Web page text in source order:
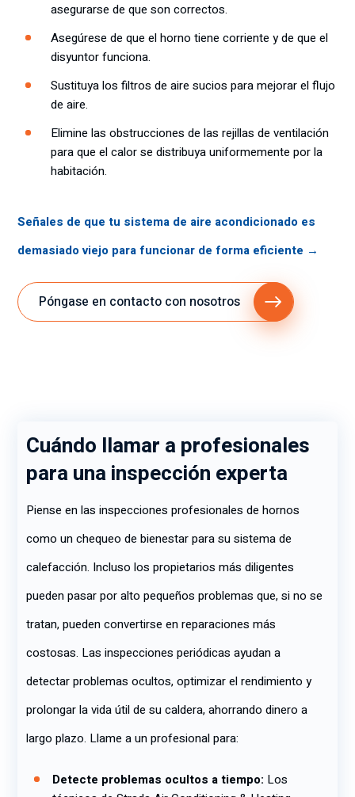
asegurarse de que son correctos.
Asegúrese de que el horno tiene corriente y de que el
disyuntor funciona.
Sustituya los filtros de aire sucios para mejorar el flujo
de aire.
Elimine las obstrucciones de las rejillas de ventilación
para que el calor se distribuya uniformemente por la
habitación.
Señales de que tu sistema de aire acondicionado es
demasiado viejo para funcionar de forma eficiente →
Póngase en contacto con nosotros
Cuándo llamar a profesionales
para una inspección experta
Piense en las inspecciones profesionales de hornos
como un chequeo de bienestar para su sistema de
calefacción. Incluso los propietarios más diligentes
pueden pasar por alto pequeños problemas que, si no se
tratan, pueden convertirse en reparaciones más
costosas. Las inspecciones periódicas ayudan a
detectar problemas ocultos, optimizar el rendimiento y
prolongar la vida útil de su caldera, ahorrando dinero a
largo plazo. Llame a un profesional para:
Detecte problemas ocultos a tiempo: Los